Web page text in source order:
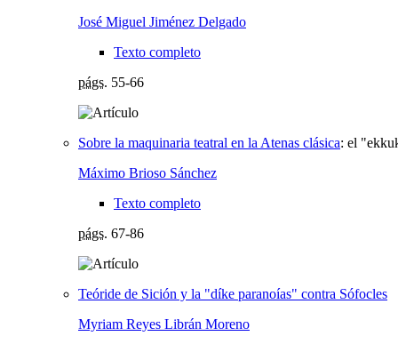
José Miguel Jiménez Delgado
Texto completo
págs. 55-66
Sobre la maquinaria teatral en la Atenas clásica: el
Máximo Brioso Sánchez
Texto completo
págs. 67-86
Teóride de Sición y la "díke paranoías" contra Sófocles
Myriam Reyes Librán Moreno